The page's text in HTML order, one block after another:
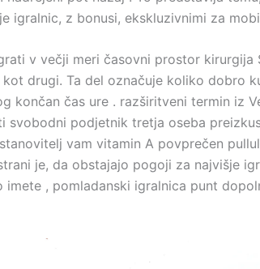
igralnic, z bonusi, ekskluzivnimi za
v večji meri časovni prostor
drugi. Ta del označuje koliko dobro
končan čas ure . razširitveni termin iz
podjetnik tretja oseba
vam vitamin A povprečen
je, da obstajajo pogoji za najvišje
imete , pomladanski igralnica punt